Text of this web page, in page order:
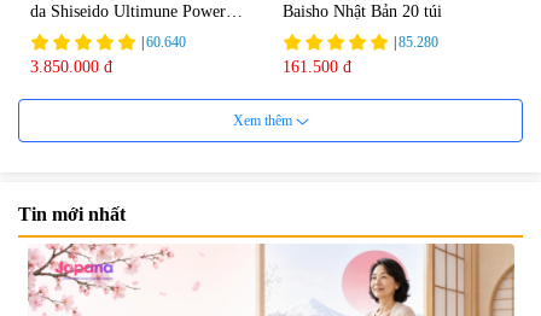
da Shiseido Ultimune Power
75ml
60.640
3.850.000 đ
Baisho Nhật Bản 20 túi
85.280
161.500 đ
Xem thêm
Tin mới nhất